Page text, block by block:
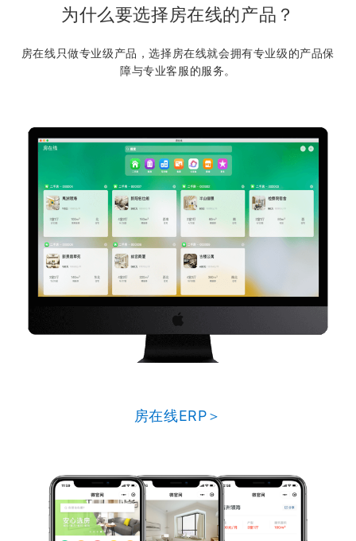
为什么要选择房在线的产品？
房在线只做专业级产品，选择房在线就会拥有专业级的产品保
障与专业客服的服务。
房在线ERP＞